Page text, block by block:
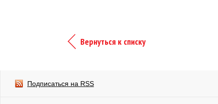
Вернуться к списку
Подписаться на RSS